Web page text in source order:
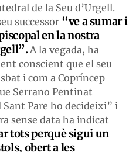
de la Seu d’Urgell.
successor “ve a sumar i
en la nostra
A la vegada, ha
conscient que el seu
i com a Copríncep
Serrano Pentinat
Pare ho decideixi” i
sense data ha indicat
tots perquè sigui un
obert a les